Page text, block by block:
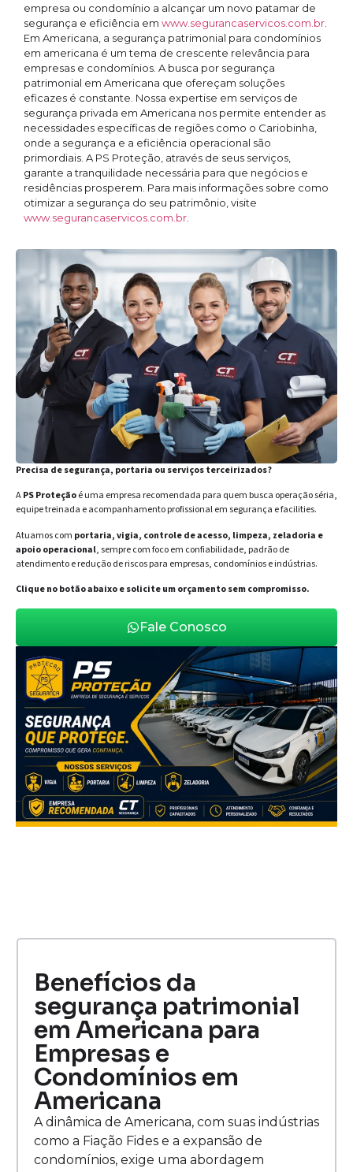
empresa ou condomínio a alcançar um novo patamar de
segurança e eficiência em www.segurancaservicos.com.br
Em Americana, a segurança patrimonial para condomínios
em americana é um tema de crescente relevância para
empresas e condomínios. A busca por segurança
patrimonial em Americana que ofereçam soluções
eficazes é constante. Nossa expertise em serviços de
segurança privada em Americana nos permite entender as
necessidades específicas de regiões como o Cariobinha,
onde a segurança e a eficiência operacional são
primordiais. A PS Proteção, através de seus serviços,
garante a tranquilidade necessária para que negócios e
residências prosperem. Para mais informações sobre como
otimizar a segurança do seu patrimônio, visite
www.segurancaservicos.com.br
Precisa de segurança, portaria ou serviços terceirizados?
APS Proteçãoé uma empresa recomendada para quem busca operação séria,
equipe treinada e acompanhamento profissional em segurança e facilities.
Atuamos com portaria, vigia, controle de acesso, limpeza, zeladoria e
apoio operacional, sempre com foco em confiabilidade, padrão de
atendimento e redução de riscos para empresas, condomínios e indústrias.
Clique no botão abaixo e solicite um orçamento sem compromisso.
Fale Conosco
Benefícios da
segurança patrimonial
em Americana para
Empresas e
Condomínios em
Americana
A dinâmica de Americana, com suas indústrias
como a Fiação Fides e a expansão de
condomínios, exige uma abordagem